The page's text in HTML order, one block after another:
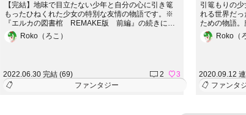
【完結】地味で目立たない少年と自分の心に引き篭
もったひねくれた少女の特別な友情の物語です。※
『エルカの図書棺 REMAKE版 前編』の続きにな
ります。※閉鎖に併せて急遽投稿したバージョンに
なるので読みにくい部分が多いかもしれません。★
Roko（ろこ）
2022.06.30 完結 (69) 2
3
ファンタジー
引篭もりの
れる世界だ
ための物語
サスペンス
リメイク版
Roko（
2020.09.12
ファンタ